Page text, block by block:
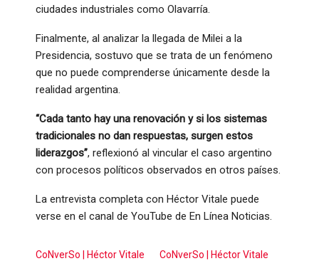
ciudades industriales como Olavarría.
Finalmente, al analizar la llegada de Milei a la
Presidencia, sostuvo que se trata de un fenómeno
que no puede comprenderse únicamente desde la
realidad argentina.
“Cada tanto hay una renovación y si los sistemas
tradicionales no dan respuestas, surgen estos
liderazgos”, reflexionó al vincular el caso argentino
con procesos políticos observados en otros países.
La entrevista completa con Héctor Vitale puede
verse en el canal de YouTube de En Línea Noticias.
CoNverSo | Héctor Vitale
CoNverSo | Héctor Vitale